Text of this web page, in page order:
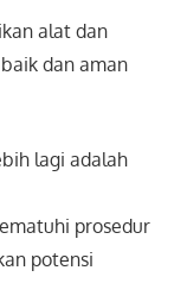
alat dan
dan aman
lagi adalah
prosedur
potensi